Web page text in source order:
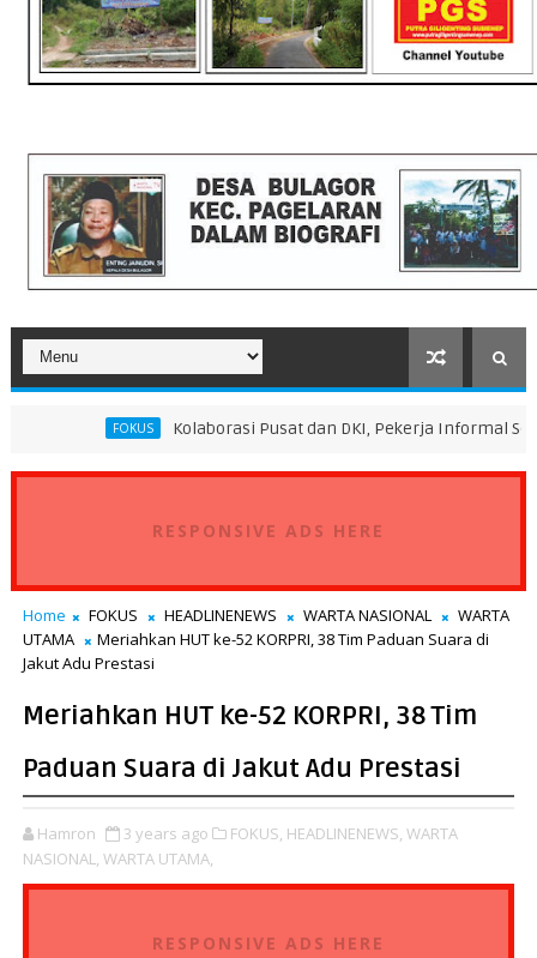
Kolaborasi Pusat dan DKI, Pekerja Informal Sektor
RESPONSIVE ADS HERE
Home FOKUS HEADLINENEWS WARTA NASIONAL
WARTA
UTAMA
Meriahkan HUT ke-52 KORPRI, 38 Tim Paduan Suara di
Jakut Adu Prestasi
Meriahkan HUT ke-52 KORPRI, 38 Tim
Paduan Suara di Jakut Adu Prestasi
Hamron 3 years ago FOKUS, HEADLINENEWS, WARTA
NASIONAL, WARTA UTAMA,
RESPONSIVE ADS HERE